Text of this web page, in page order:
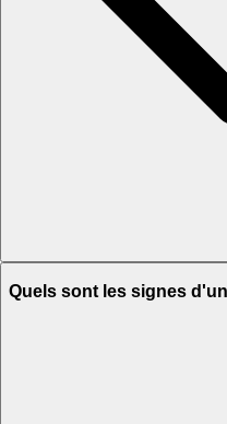
Quels sont les signes